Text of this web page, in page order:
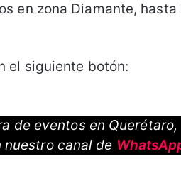
en zona Diamante,
el siguiente botón:
de eventos en Querétaro,
nuestro canal de